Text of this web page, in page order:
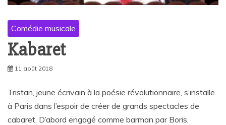
Comédie musicale
Kabaret
11 août 2018
Tristan, jeune écrivain à la poésie révolutionnaire, s’installe
à Paris dans l’espoir de créer de grands spectacles de
cabaret. D’abord engagé comme barman par Boris,